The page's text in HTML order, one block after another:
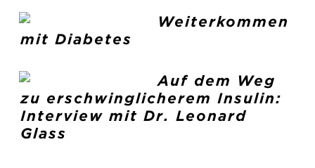
Weiterkommen
mit Diabetes
Auf dem Weg
zu erschwinglicherem Insulin:
Interview mit Dr. Leonard
Glass